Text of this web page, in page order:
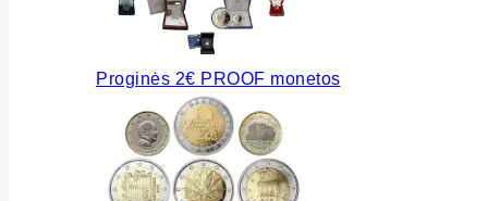
Proginės 2€ PROOF monetos